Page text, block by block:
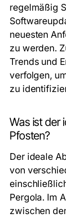
regelmäßig
neuesten
zu werden.
Trends und
verfolgen,
zu
Was ist der
Pfosten?
Der ideale
von
Pergola. Im
zwischen